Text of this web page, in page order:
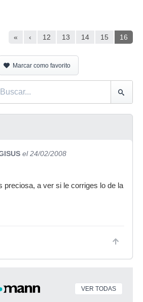
« ‹ 12 13 14 15 16
Marcar como favorito
el 24/02/2008
preciosa, a ver si le corriges lo de la
VER TODAS